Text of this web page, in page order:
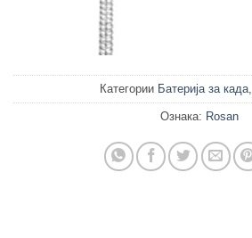
Категории Батерија за када,
Ознака: Rosan